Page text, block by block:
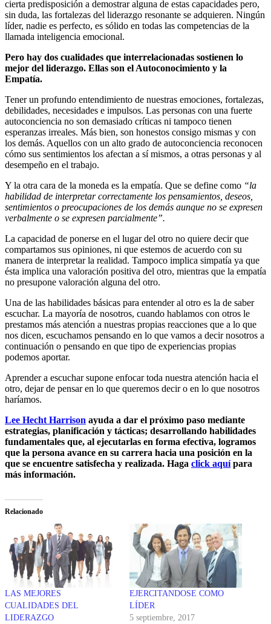
cierta predisposición a demostrar alguna de estas capacidades pero,
sin duda, las fortalezas del liderazgo resonante se adquieren. Ningún
líder, nadie es perfecto, es sólido en todas las competencias de la
llamada inteligencia emocional.
Pero hay dos cualidades que interrelacionadas sostienen lo
mejor del liderazgo. Ellas son el Autoconocimiento y la
Empatía.
Tener un profundo entendimiento de nuestras emociones, fortalezas,
debilidades, necesidades e impulsos. Las personas con una fuerte
autoconciencia no son demasiado críticas ni tampoco tienen
esperanzas irreales. Más bien, son honestos consigo mismas y con
los demás. Aquellos con un alto grado de autoconciencia reconocen
cómo sus sentimientos los afectan a sí mismos, a otras personas y al
desempeño en el trabajo.
Y la otra cara de la moneda es la empatía. Que se define como “la
habilidad de interpretar correctamente los pensamientos, deseos,
sentimientos o preocupaciones de los demás aunque no se expresen
verbalmente o se expresen parcialmente”.
La capacidad de ponerse en el lugar del otro no quiere decir que
compartamos sus opiniones, ni que estemos de acuerdo con su
manera de interpretar la realidad. Tampoco implica simpatía ya que
ésta implica una valoración positiva del otro, mientras que la empatía
no presupone valoración alguna del otro.
Una de las habilidades básicas para entender al otro es la de saber
escuchar. La mayoría de nosotros, cuando hablamos con otros le
prestamos más atención a nuestras propias reacciones que a lo que
nos dicen, escuchamos pensando en lo que vamos a decir nosotros a
continuación o pensando en que tipo de experiencias propias
podemos aportar.
Aprender a escuchar supone enfocar toda nuestra atención hacia el
otro, dejar de pensar en lo que queremos decir o en lo que nosotros
haríamos.
Lee Hecht Harrison ayuda a dar el próximo paso mediante
estrategias, planificación y tácticas; desarrollando habilidades
fundamentales que, al ejecutarlas en forma efectiva, logramos
que la persona avance en su carrera hacia una posición en la
que se encuentre satisfecha y realizada. Haga click aquípara
más información.
Relacionado
LAS MEJORES
CUALIDADES DEL
LIDERAZGO
EJERCITANDOSE COMO
LÍDER
5 septiembre, 2017